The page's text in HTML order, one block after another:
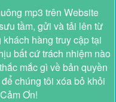
mp3 trên Website
tầm, gửi và tải lên từ
hàng truy cập tại
bất cứ trách nhiệm nào
mắc gì về bản quyền
chúng tôi xóa bỏ khỏi
Ơn!